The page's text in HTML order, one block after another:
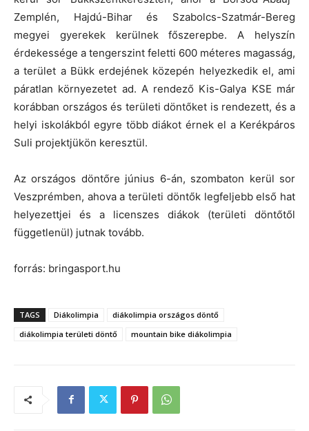
Zemplén, Hajdú-Bihar és Szabolcs-Szatmár-Bereg
megyei gyerekek kerülnek főszerepbe. A helyszín
érdekessége a tengerszint feletti 600 méteres magasság,
a terület a Bükk erdejének közepén helyezkedik el, ami
páratlan környezetet ad. A rendező Kis-Galya KSE már
korábban országos és területi döntőket is rendezett, és a
helyi iskolákból egyre több diákot érnek el a Kerékpáros
Suli projektjükön keresztül.
Az országos döntőre június 6-án, szombaton kerül sor
Veszprémben, ahova a területi döntők legfeljebb első hat
helyezettjei és a licenszes diákok (területi döntőtől
függetlenül) jutnak tovább.
forrás: bringasport.hu
TAGS Diákolimpia
diákolimpia országos döntő
diákolimpia területi döntő
mountain bike diákolimpia